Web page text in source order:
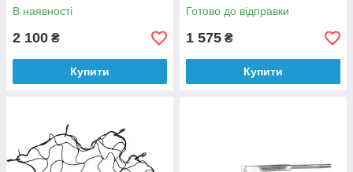
В наявності
2 100 ₴
Купити
Готово до відправки
1 575 ₴
Купити